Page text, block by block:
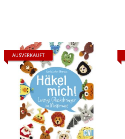
AUSVERKAUFT